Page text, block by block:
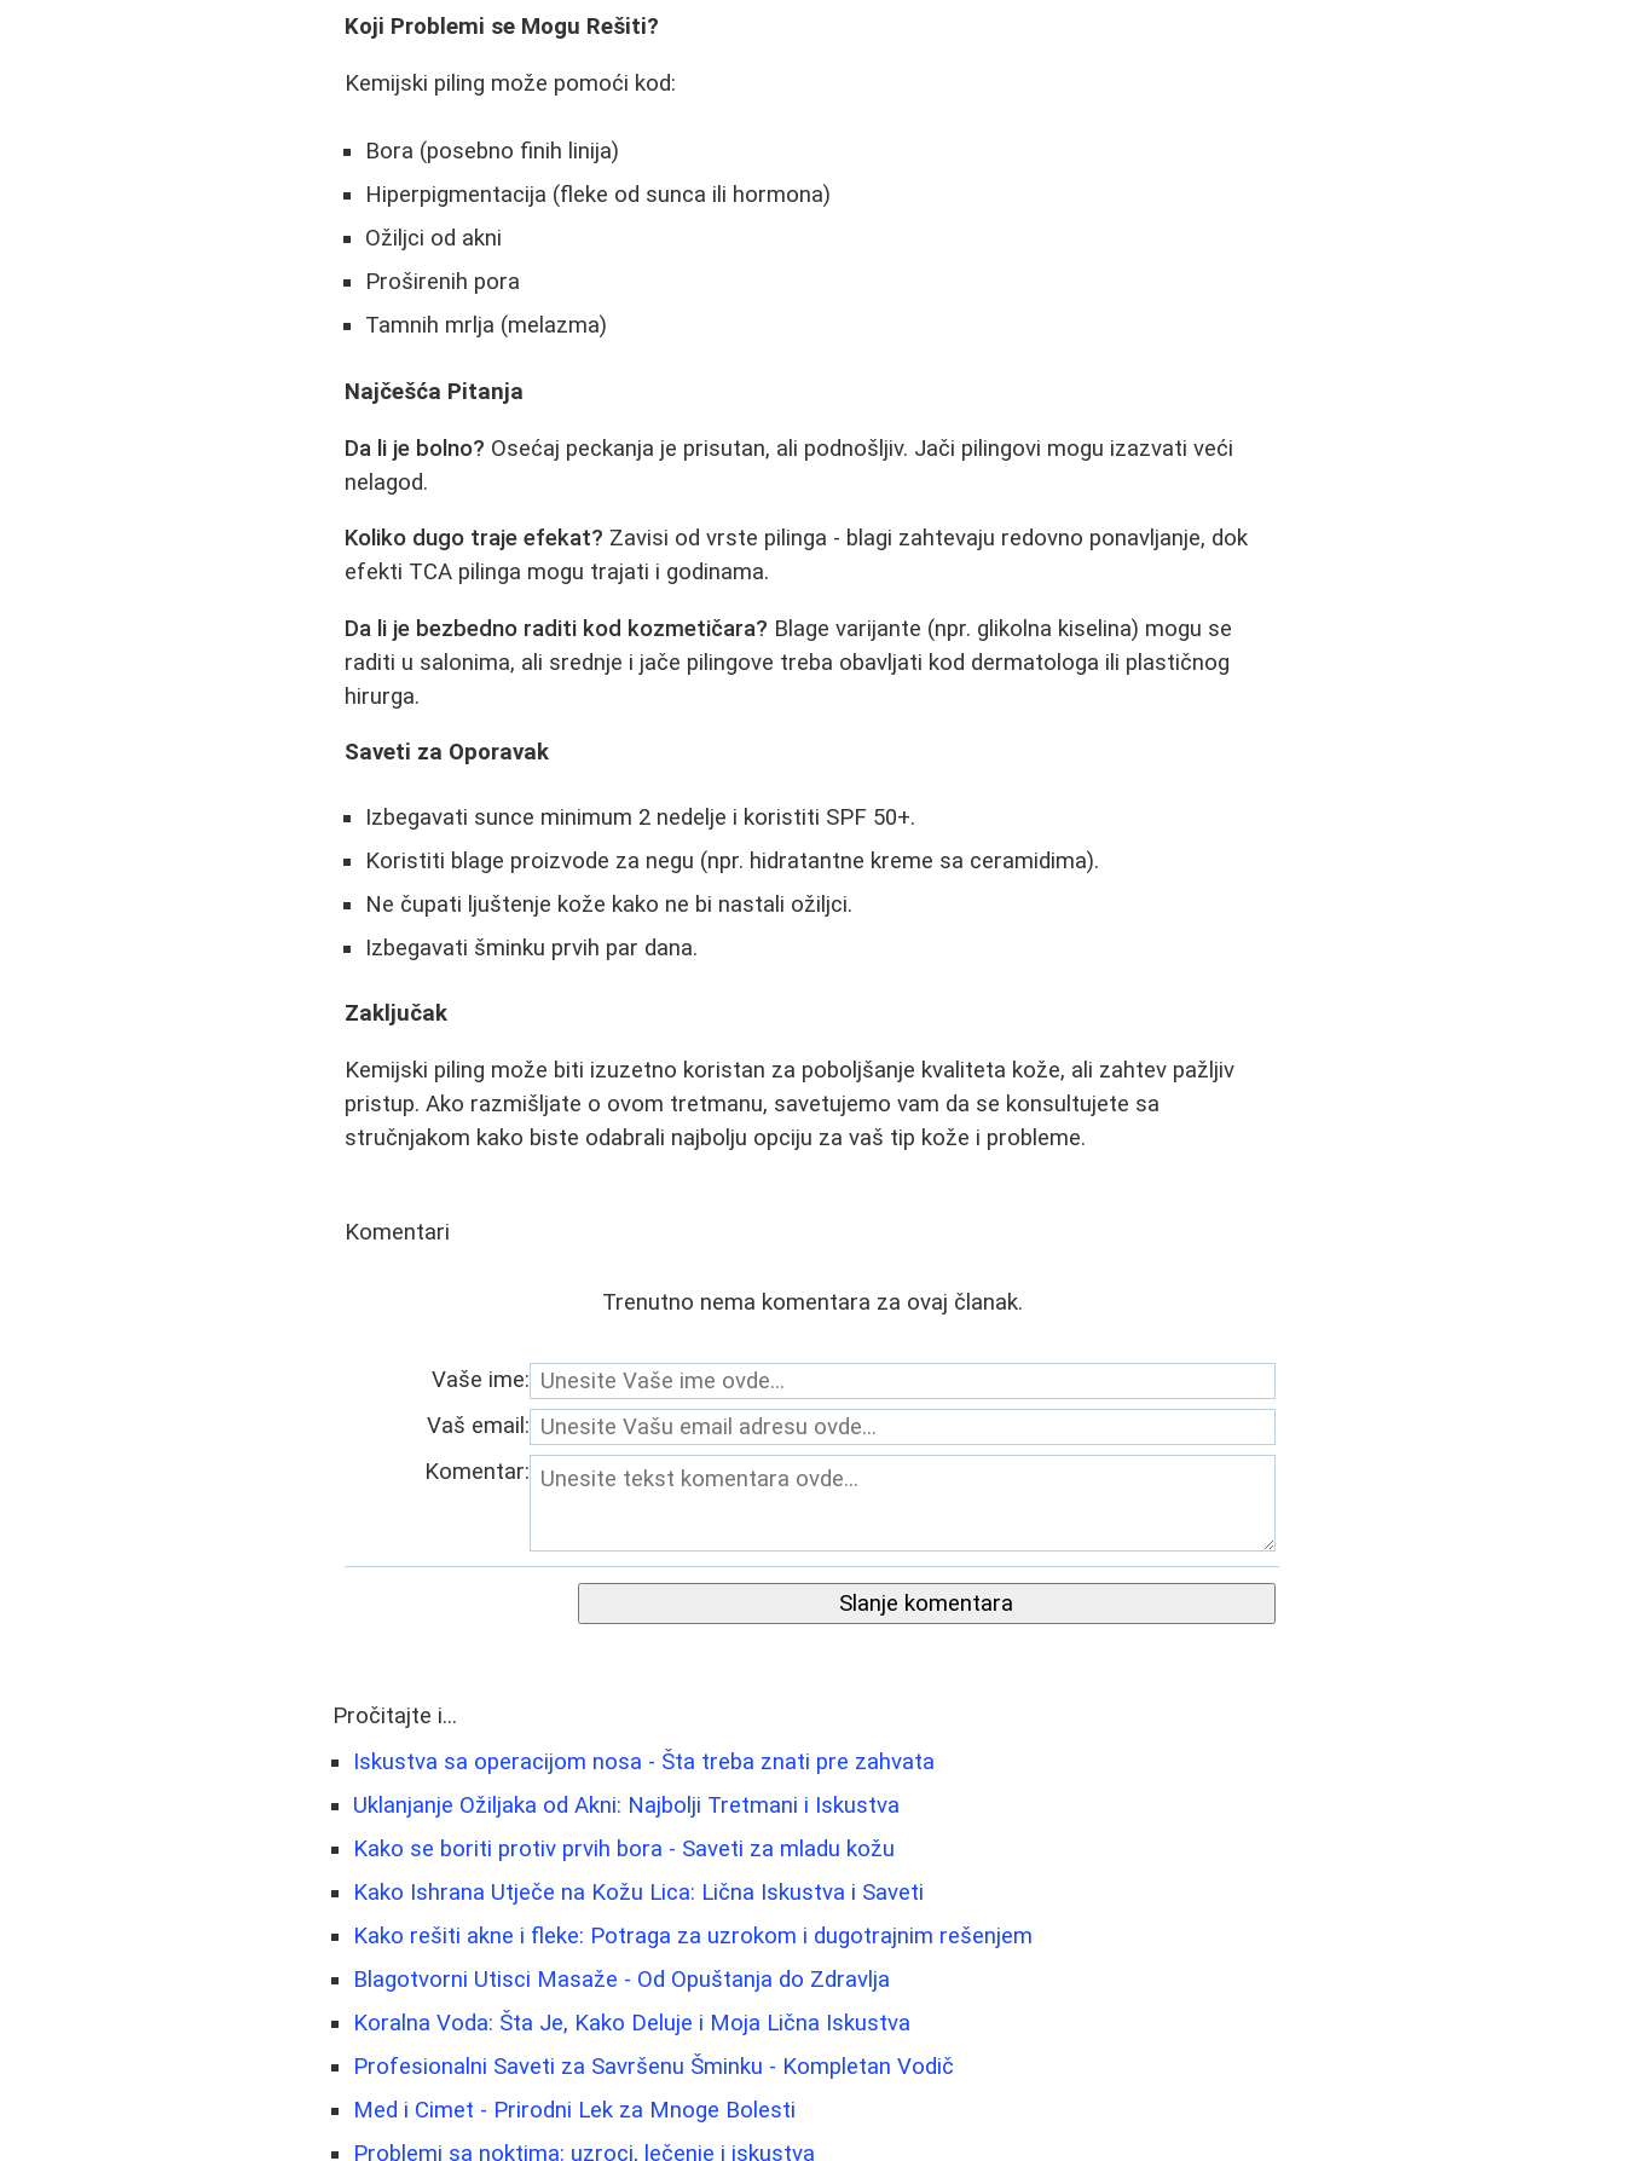
Koji Problemi se Mogu Rešiti?
Kemijski piling može pomoći kod:
Bora (posebno finih linija)
Hiperpigmentacija (fleke od sunca ili hormona)
Ožiljci od akni
Proširenih pora
Tamnih mrlja (melazma)
Najčešća Pitanja
Da li je bolno? Osećaj peckanja je prisutan, ali podnošljiv. Jači pilingovi mogu izazvati veći
nelagod.
Koliko dugo traje efekat? Zavisi od vrste pilinga - blagi zahtevaju redovno ponavljanje, dok
efekti TCA pilinga mogu trajati i godinama.
Da li je bezbedno raditi kod kozmetičara? Blage varijante (npr. glikolna kiselina) mogu se
raditi u salonima, ali srednje i jače pilingove treba obavljati kod dermatologa ili plastičnog
hirurga.
Saveti za Oporavak
Izbegavati sunce minimum 2 nedelje i koristiti SPF 50+.
Koristiti blage proizvode za negu (npr. hidratantne kreme sa ceramidima).
Ne čupati ljuštenje kože kako ne bi nastali ožiljci.
Izbegavati šminku prvih par dana.
Zaključak
Kemijski piling može biti izuzetno koristan za poboljšanje kvaliteta kože, ali zahtev pažljiv
pristup. Ako razmišljate o ovom tretmanu, savetujemo vam da se konsultujete sa
stručnjakom kako biste odabrali najbolju opciju za vaš tip kože i probleme.
Komentari
Trenutno nema komentara za ovaj članak.
Vaše ime:
Vaš email:
Komentar:
Slanje komentara
Pročitajte i...
Iskustva sa operacijom nosa - Šta treba znati pre zahvata
Uklanjanje Ožiljaka od Akni: Najbolji Tretmani i Iskustva
Kako se boriti protiv prvih bora - Saveti za mladu kožu
Kako Ishrana Utječe na Kožu Lica: Lična Iskustva i Saveti
Kako rešiti akne i fleke: Potraga za uzrokom i dugotrajnim rešenjem
Blagotvorni Utisci Masaže - Od Opuštanja do Zdravlja
Koralna Voda: Šta Je, Kako Deluje i Moja Lična Iskustva
Profesionalni Saveti za Savršenu Šminku - Kompletan Vodič
Med i Cimet - Prirodni Lek za Mnoge Bolesti
Problemi sa noktima: uzroci, lečenje i iskustva